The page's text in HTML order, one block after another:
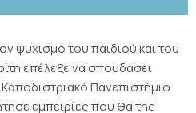
ψυχισμό του παιδιού και του
επέλεξε να σπουδάσει
Πανεπιστήμιο
εμπειρίες που θα της